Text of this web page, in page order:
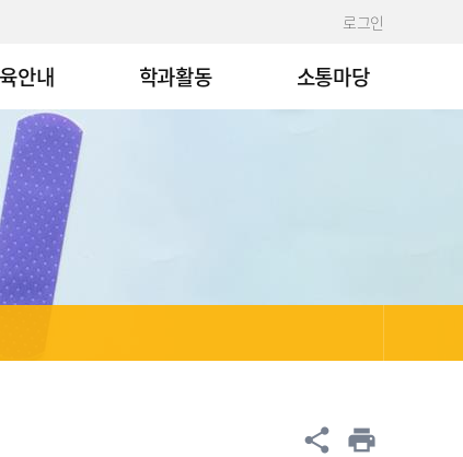
로그인
안내 학과활동 소통마당
공유
share print